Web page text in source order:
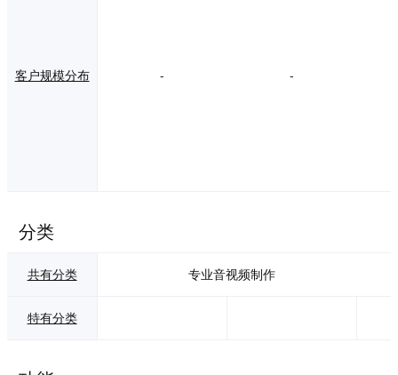
将您的信息和想法
客户规模分布 - -
分类
共有分类 专业音视频制作
特有分类